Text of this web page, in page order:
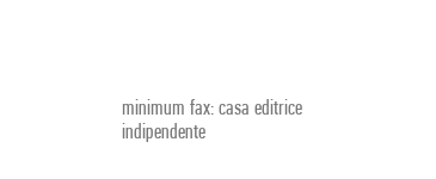
minimum fax: casa editrice
indipendente